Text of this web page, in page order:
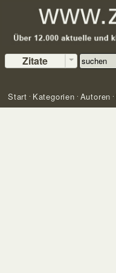
Zitate
Start Kategorien Autoren